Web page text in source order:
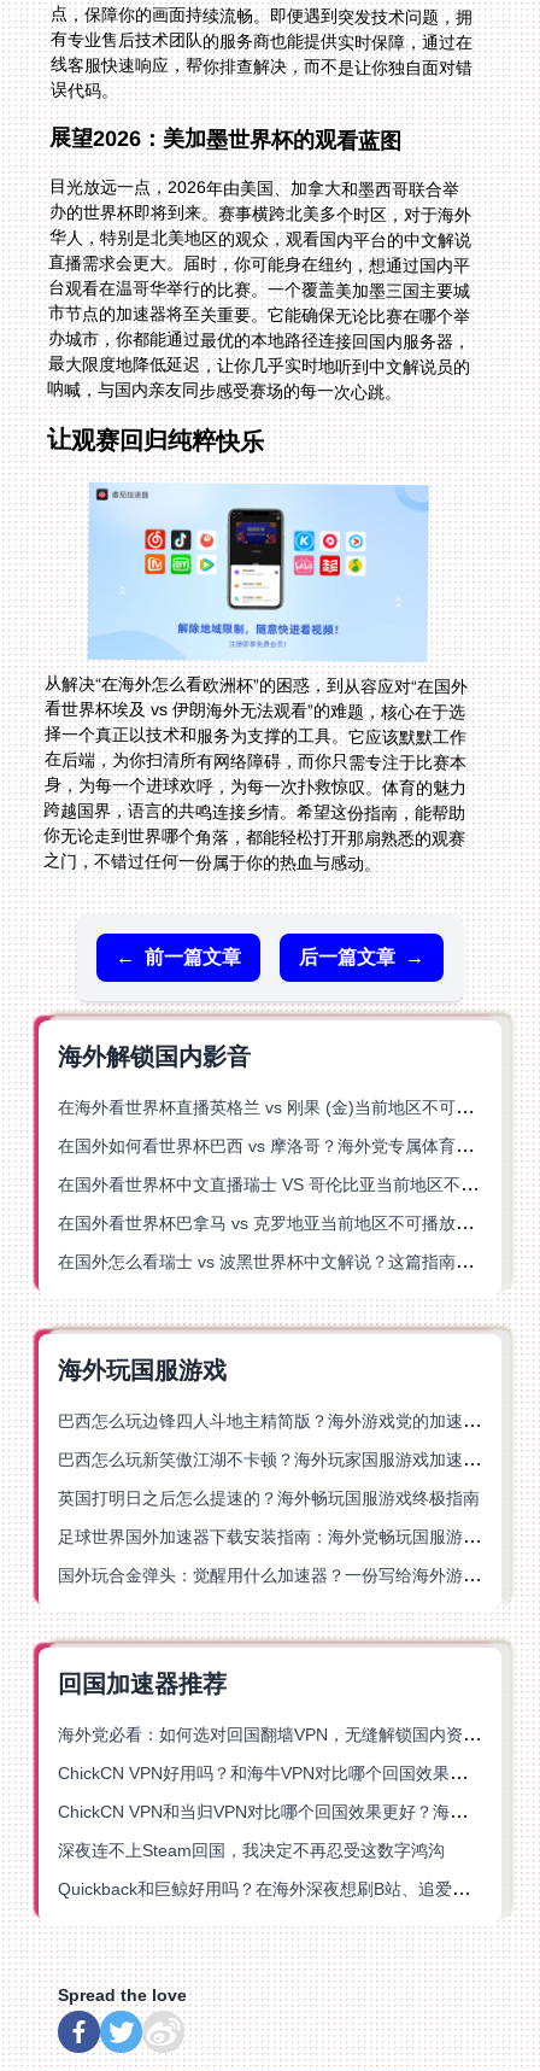
误代码。
展望2026：美加墨世界杯的观看蓝图
目光放远一点，2026年由美国、加拿大和墨西哥联合举
办的世界杯即将到来。赛事横跨北美多个时区，对于海外
华人，特别是北美地区的观众，观看国内平台的中文解说
直播需求会更大。届时，你可能身在纽约，想通过国内平
台观看在温哥华举行的比赛。一个覆盖美加墨三国主要城
市节点的加速器将至关重要。它能确保无论比赛在哪个举
办城市，你都能通过最优的本地路径连接回国内服务器，
最大限度地降低延迟，让你几乎实时地听到中文解说员的
呐喊，与国内亲友同步感受赛场的每一次心跳。
让观赛回归纯粹快乐
从解决“在海外怎么看欧洲杯”的困惑，到从容应对“在国外
看世界杯埃及 vs 伊朗海外无法观看”的难题，核心在于选
择一个真正以技术和服务为支撑的工具。它应该默默工作
在后端，为你扫清所有网络障碍，而你只需专注于比赛本
身，为每一个进球欢呼，为每一次扑救惊叹。体育的魅力
跨越国界，语言的共鸣连接乡情。希望这份指南，能帮助
你无论走到世界哪个角落，都能轻松打开那扇熟悉的观赛
之门，不错过任何一份属于你的热血与感动。
← 前一篇文章 后一篇文章 →
海外解锁国内影音
在海外看世界杯直播英格兰 vs 刚果 (金)当前地区不可播放？这篇指南帮你突破所有限制
在国外如何看世界杯巴西 vs 摩洛哥？海外党专属体育观赛指南来了
在国外看世界杯中文直播瑞士 VS 哥伦比亚当前地区不可播放？这篇指南帮你搞定
在国外看世界杯巴拿马 vs 克罗地亚当前地区不可播放？这篇指南帮你轻松解决海外体育直播难题
在国外怎么看瑞士 vs 波黑世界杯中文解说？这篇指南帮你搞定所有地区限制问题
海外玩国服游戏
巴西怎么玩边锋四人斗地主精简版？海外游戏党的加速器终极选择
巴西怎么玩新笑傲江湖不卡顿？海外玩家国服游戏加速终极指南（附猫和老鼠一梦江湖实测）
英国打明日之后怎么提速的？海外畅玩国服游戏终极指南
足球世界国外加速器下载安装指南：海外党畅玩国服游戏的终极解决方案
国外玩合金弹头：觉醒用什么加速器？一份写给海外游子的畅玩指南
回国加速器推荐
海外党必看：如何选对回国翻墙VPN，无缝解锁国内资源？
ChickCN VPN好用吗？和海牛VPN对比哪个回国效果更好？
ChickCN VPN和当归VPN对比哪个回国效果更好？海外党亲测后选了它
深夜连不上Steam回国，我决定不再忍受这数字鸿沟
Quickback和巨鲸好用吗？在海外深夜想刷B站、追爱奇艺的你，或许正需要这份答案
Spread the love